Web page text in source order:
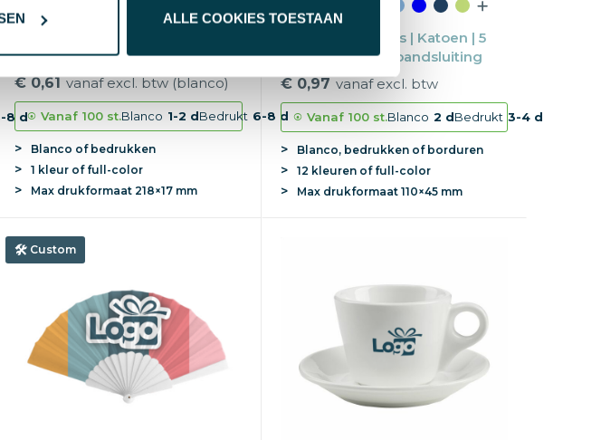
ALLE COOKIES TOESTAAN
8 d
mm | Karabijnhaak | Plastic
buckle
€ 0,61 vanaf excl. btw (blanco)
Vanaf 100 st.Blanco 1-2 dBedrukt 6-8 d
Blanco of bedrukken
1 kleur of full-color
Max drukformaat218×17 mm
Promo cap Feniks | Katoen | 5
panelen | Klittenbandsluiting
€ 0,97 vanaf excl. btw
Vanaf 100 st.Blanco 2 dBedrukt 3-4 d
Blanco, bedrukken of borduren
12 kleuren of full-color
Max drukformaat 110×45 mm
Custom